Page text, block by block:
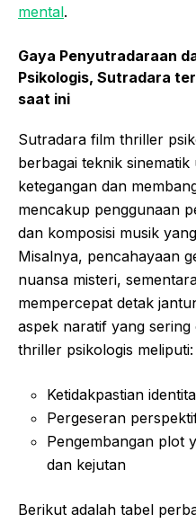
mental.
Gaya Penyutradaraan
Psikologis, Sutradara
saat ini
Sutradara film thriller
berbagai teknik
ketegangan dan
mencakup penggunaan
dan komposisi musik
Misalnya, pencahayaan
nuansa misteri,
mempercepat detak
aspek naratif yang
thriller psikologis meliputi:
Ketidakpastian
Pergeseran
Pengembangan plot
dan kejutan
Berikut adalah tabel